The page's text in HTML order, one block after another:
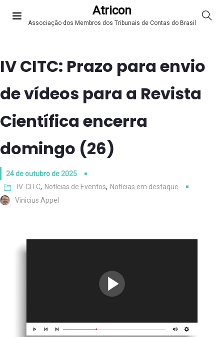
Atricon
Associação dos Membros dos Tribunais de Contas do Brasil
IV CITC: Prazo para envio
de vídeos para a Revista
Científica encerra
domingo (26)
24 de outubro de 2025
IV-CITC, Notícias de Eventos, Notícias em destaque
Vinicius Appel